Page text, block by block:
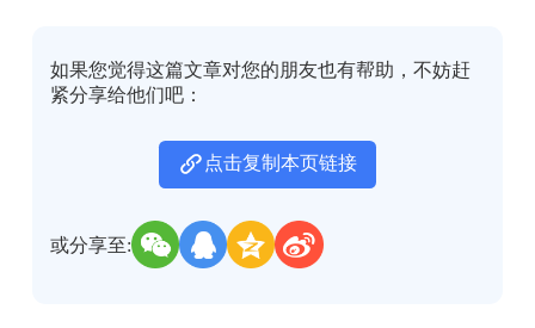
如果您觉得这篇文章对您的朋友也有帮助，不妨赶
紧分享给他们吧：
点击复制本页链接
或分享至: